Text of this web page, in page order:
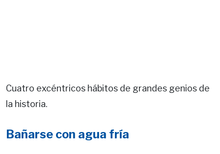
Cuatro excéntricos hábitos de grandes genios de
la historia.
Bañarse con agua fría